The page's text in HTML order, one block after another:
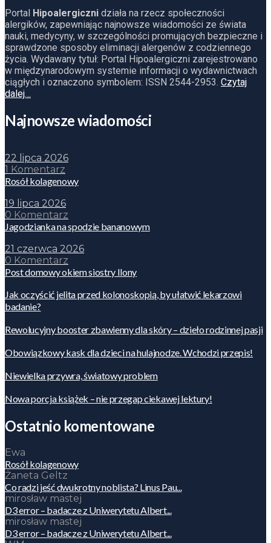
Portal Hipoalergiczni działa na rzecz społeczności
alergików, zapewniając najnowsze wiadomości ze świata
nauki, medycyny, w szczególności promujących bezpieczne i
sprawdzone sposoby eliminacji alergenów z codziennego
życia. Wydawany tytuł: Portal Hipoalergiczni zarejestrowano
w międzynarodowym systemie informacji o wydawnictwach
ciągłych i oznaczono symbolem: ISSN 2544-2953. Czytaj
dalej…
Najnowsze wiadomości
22 lipca 2026
1 Komentarz
Rosół kolagenowy
19 lipca 2026
0 Komentarz
Jagodzianka na spodzie bananowym
21 czerwca 2026
0 Komentarz
Post domowy okiem siostry Ilony
Jak oczyścić jelita przed kolonoskopią, by ułatwić lekarzowi
badanie?
Rewolucyjny booster zbawienny dla skóry – dzieło rodzinnej pasji
Obowiązkowy kask dla dzieci na hulajnodze. Wchodzi przepis!
Niewielka przywra, światowy problem
Nowa porcja książek – nie przegap ciekawej lektury!
Ostatnio komentowane
Ewa
Rosół kolagenowy
Żaneta Geltz
Co radzi jeść dwukrotny noblista? Linus Pau...
mirosław mastej
D3 error – badacze z Uniwerytetu Albert...
mirosław mastej
D3 error – badacze z Uniwerytetu Albert...